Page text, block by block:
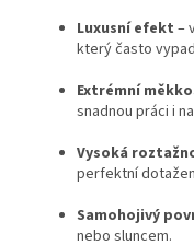
Luxusní efekt –
který často
Extrémní
snadnou práci i
Vysoká
perfektní
Samohojivý
nebo sluncem.